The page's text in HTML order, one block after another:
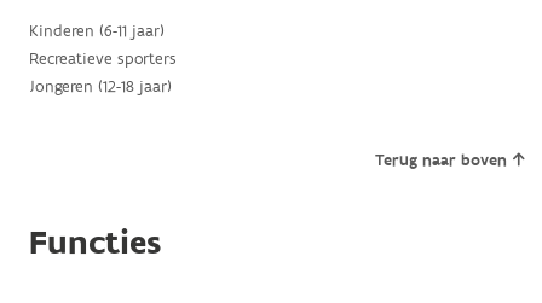
Kinderen (6-11 jaar)
Recreatieve sporters
Jongeren (12-18 jaar)
Terug naar boven
Functies